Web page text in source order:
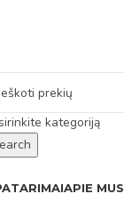
kategoriją
APIE MUS